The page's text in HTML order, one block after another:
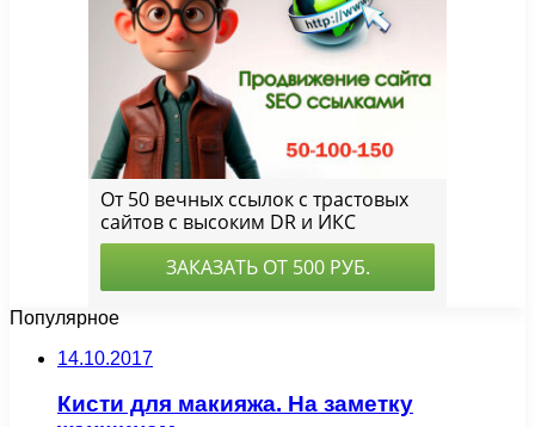
Популярное
14.10.2017
Кисти для макияжа. На заметку